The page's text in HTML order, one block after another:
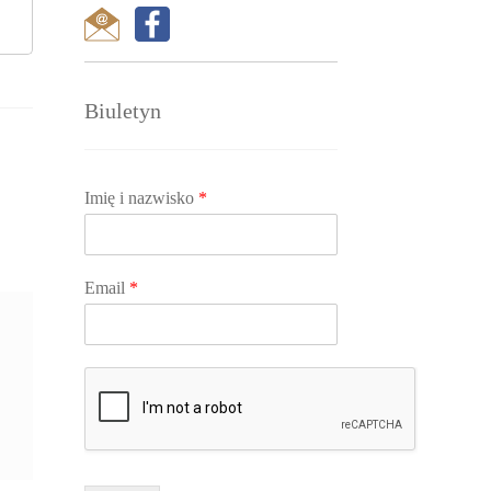
Biuletyn
Imię i nazwisko *
Email *